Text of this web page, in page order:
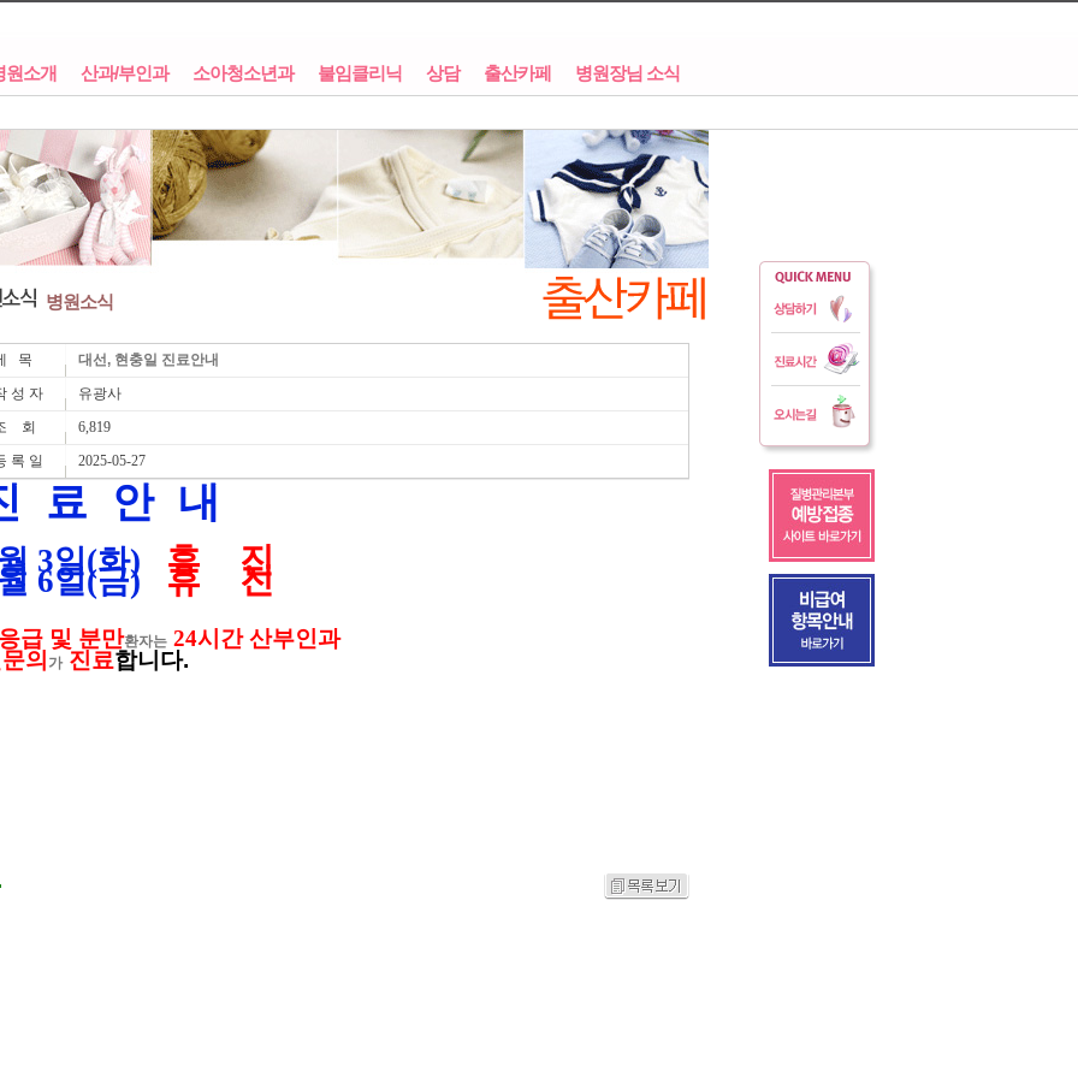
원소개 산과/부인과 소아청소년과 불임클리닉 상담 출산카페 병원장님 소식
병원소식
목
대선, 현충일 진료안내
성 자
유광사
회
6,819
록 일
2025-05-27
료 안 내
3일(화) 휴 진
6일(금) 휴 진
급 및 분만환자는 24시간 산부인과
의 가 진료합니다.